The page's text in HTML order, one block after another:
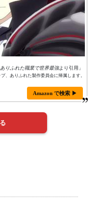
ありふれた職業で世界最強より引用」
、ありふれた製作委員会に帰属します。
Amazon で検索 ▶